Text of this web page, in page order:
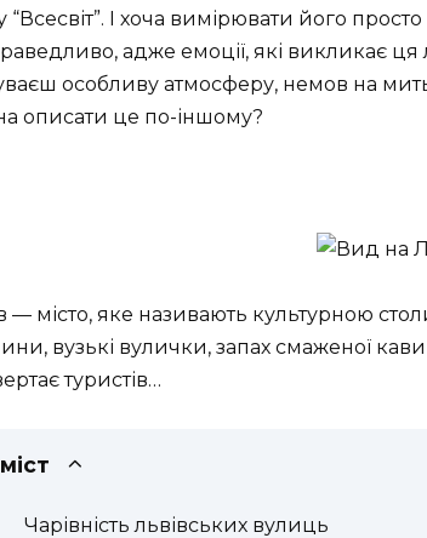
“Всесвіт”. І хоча вимірювати його
адже емоції, які викликає
особливу атмосферу, немов на
описати це по-іншому?
— місто, яке називають культурною
вузькі вулички, запах смаженої
туристів…
Чарівність львівських вулиць